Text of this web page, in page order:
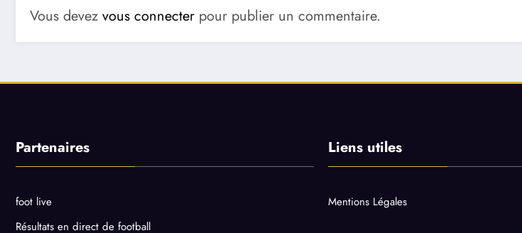
Vous devez vous connecter pour publier un commentaire.
Partenaires
foot live
Résultats en direct de football
Liens utiles
Mentions Légales